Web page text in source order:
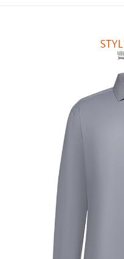
１．於結帳方式選擇「AFTEE先
結帳頁面，進行簡訊認證並確認
２．訂單成立數日內，您將收到
３．收到繳費通知簡訊後14天內
ATM／網路銀行／等多元方式進
※ 請注意：結帳手續完成當下不
購買商品的店家。未經商家同意
後付繳納相關費用。
※ 交易是否成功請以「AFTEE先
是否繳費成功／繳費後需取消欲
客戶支援中心」
https://
１．透過由恩沛科技股份有限公
易，需依本服務之必要範圍內提
權轉讓予恩沛科技股份有限公司。
２．關於個人資料處理事宜，請
https://aftee.tw/terms/#terms3
３．未成年的使用者請事先徵得
「AFTEE先享後付」，若未經同
每筆NT$80，滿NT$1,500(含
每筆NT$120，滿NT$1,500(